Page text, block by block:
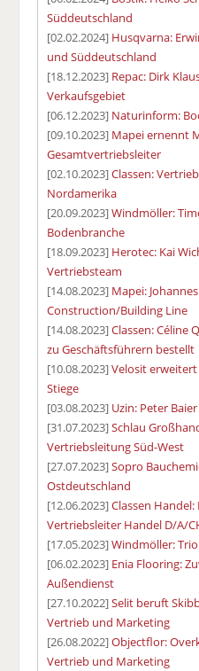
Süddeutschland
[02.02.2024] Husqvarna:
und Süddeutschland
[18.12.2023] Repac: Dirk
Verkaufsgebiet
[06.12.2023] Naturinform:
[09.10.2023] Mapei ernennt
Gesamtvertriebsleiter
[02.10.2023]Classen:
Nordamerika
[20.09.2023]Windmöller:
Bodenbranche
[18.09.2023] Herotec: Kai
Vertriebsteam
[14.08.2023] Mapei:
Construction/Building Line
[14.08.2023]Classen: Céline
zu Geschäftsführern bestellt
[10.08.2023]Velosit
Stiege
[03.08.2023] Uzin: Peter
[31.07.2023]Schlau
Vertriebsleitung Süd-West
[27.07.2023]Sopro
Ostdeutschland
[12.06.2023]Classen
Vertriebsleiter Handel D/A/
[17.05.2023]Windmöller:
[06.02.2023] Enia Flooring:
Außendienst
[27.10.2022]Selit beruft
Vertrieb und Marketing
[26.08.2022]Objectflor:
Vertrieb und Marketing